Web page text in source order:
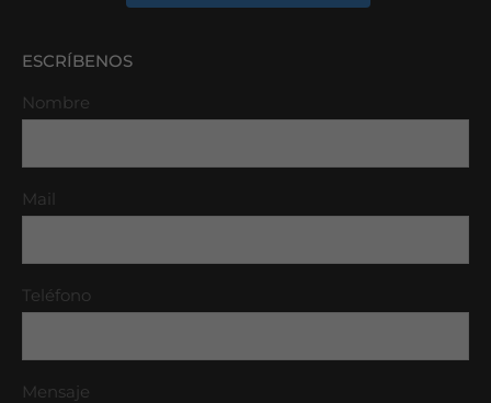
ESCRÍBENOS
Nombre
Mail
Teléfono
Mensaje